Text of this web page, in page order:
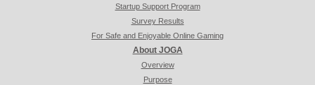
Startup Support Program
Survey Results
For Safe and Enjoyable Online Gaming
About JOGA
Overview
Purpose